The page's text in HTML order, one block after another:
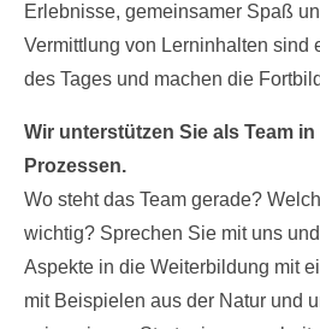
Erlebnisse, gemeinsamer Spaß
Vermittlung von Lerninhalten sind
des Tages und machen die
Wir unterstützen Sie als Team
Prozessen.
Wo steht das Team gerade?
wichtig? Sprechen Sie mit uns
Aspekte in die Weiterbildung mit
mit Beispielen aus der Natur und